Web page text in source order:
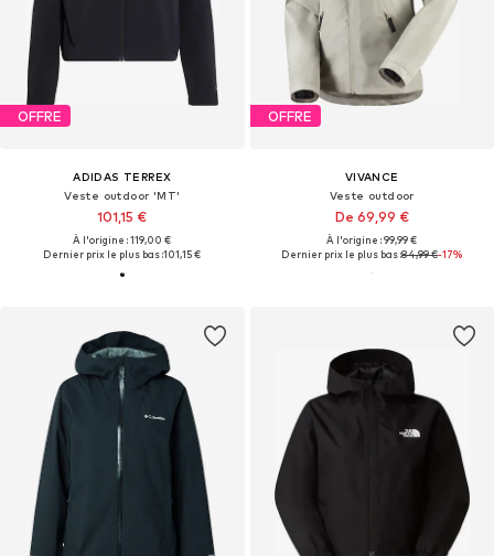
OFFRE
ADIDAS TERREX
Veste outdoor 'MT'
101,15 €
À l'origine : 119,00 €
Dernier prix le plus bas :101,15 €
OFFRE
VIVANCE
Veste outdoor
De 69,99 €
À l'origine : 99,99 €
Dernier prix le plus bas :84,99 €-17%